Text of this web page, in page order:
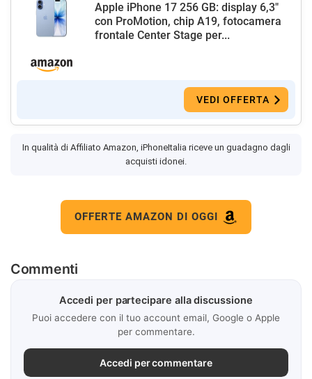
Apple iPhone 17 256 GB: display 6,3"
con ProMotion, chip A19, fotocamera
frontale Center Stage per...
VEDI OFFERTA
In qualità di Affiliato Amazon, iPhoneItalia riceve un guadagno dagli
acquisti idonei.
OFFERTE AMAZON DI OGGI
Commenti
Accedi per partecipare alla discussione
Puoi accedere con il tuo account email, Google o Apple
per commentare.
Accedi per commentare